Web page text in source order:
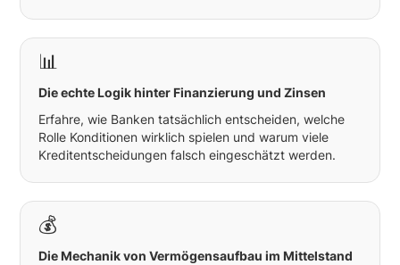
📊
Die echte Logik hinter Finanzierung und Zinsen
Erfahre, wie Banken tatsächlich entscheiden, welche
Rolle Konditionen wirklich spielen und warum viele
Kreditentscheidungen falsch eingeschätzt werden.
💰
Die Mechanik von Vermögensaufbau im Mittelstand